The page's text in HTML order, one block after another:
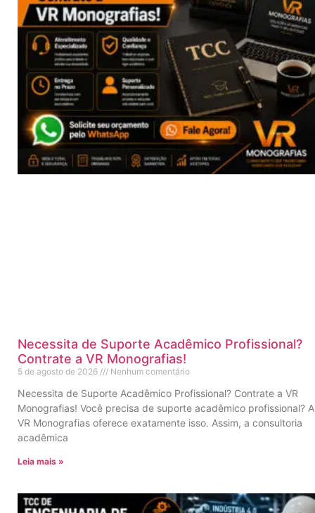
Necessita de Suporte Acadêmico Profissional?
Contrate a VR Monografias!
5 de agosto de 2026 Nenhum comentário
Necessita de Suporte Acadêmico Profissional? Contrate a VR
Monografias! Você precisa de suporte acadêmico profissional? A
VR Monografias oferece exatamente isso. Assim, a consultoria
acadêmica
Leia mais »